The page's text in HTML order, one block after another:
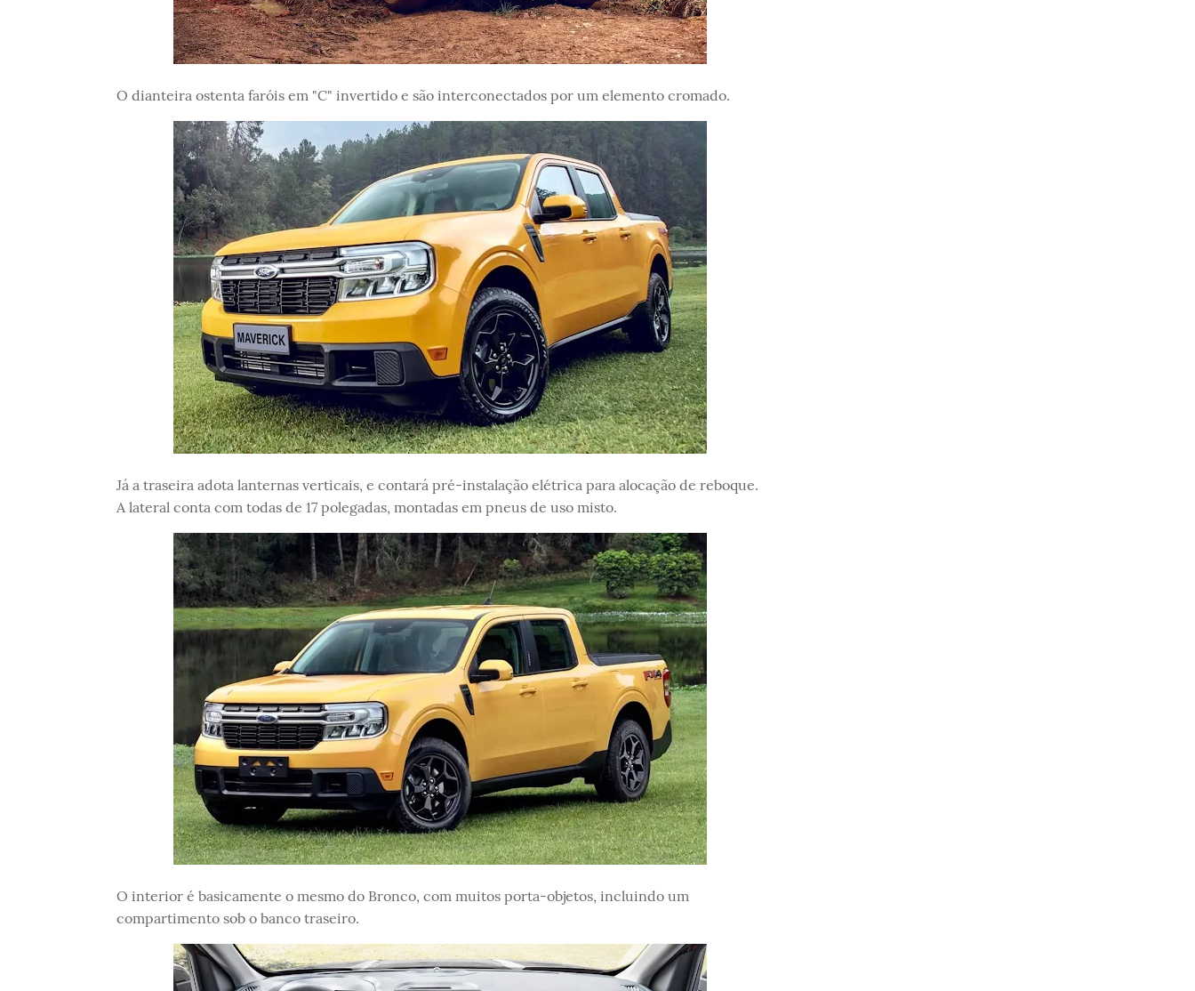
O dianteira ostenta faróis em "C" invertido e são interconectados por um elemento cromado.
Já a traseira adota lanternas verticais, e contará pré-instalação elétrica para alocação de reboque.
A lateral conta com todas de 17 polegadas, montadas em pneus de uso misto.
O interior é basicamente o mesmo do Bronco, com muitos porta-objetos, incluindo um
compartimento sob o banco traseiro.